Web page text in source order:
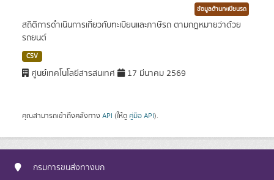
ข้อมูลด้านทะเบียนรถ
สถิติการดำเนินการเกี่ยวกับทะเบียนและภาษีรถ ตามกฎหมายว่าด้วย
รถยนต์
CSV
ศูนย์เทคโนโลยีสารสนเทศ 17 มีนาคม 2569
คุณสามารถเข้าถึงคลังทาง API (ให้ดู คู่มือ API).
กรมการขนส่งทางบก